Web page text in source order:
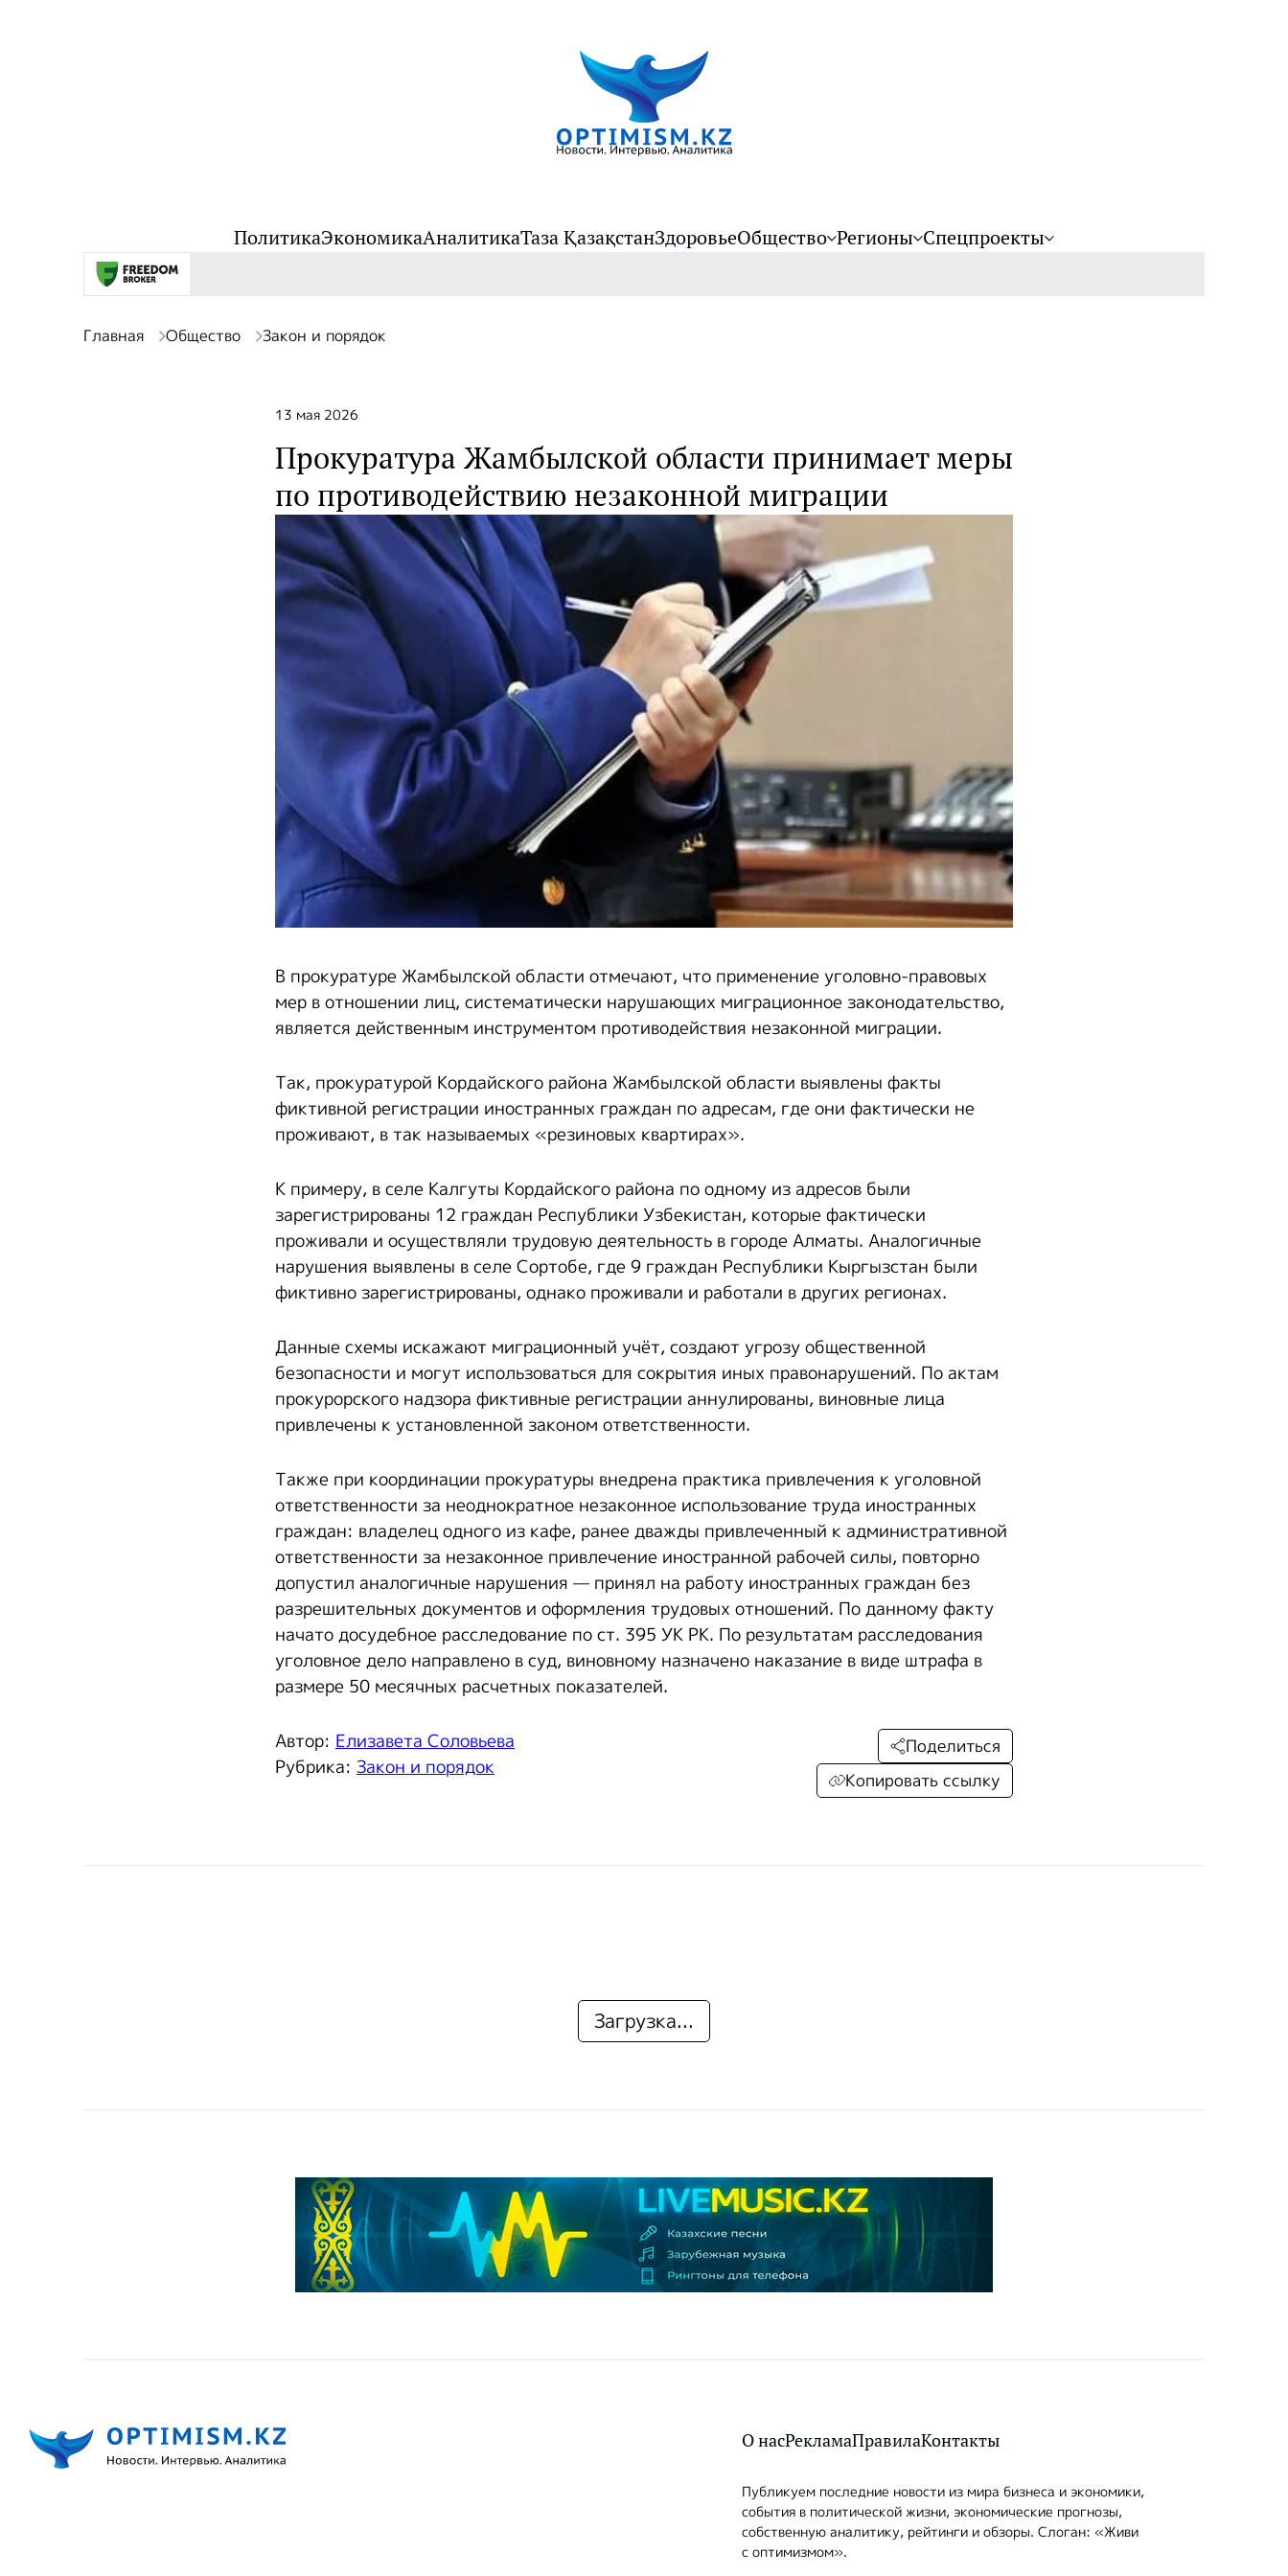
ПолитикаЭкономикаАналитикаТаза ҚазақстанЗдоровьеОбщество Регионы Спецпроекты
Главная Общество Закон и порядок
13 мая 2026
Прокуратура Жамбылской области принимает меры
по противодействию незаконной миграции
В прокуратуре Жамбылской области отмечают, что применение уголовно-правовых
мер в отношении лиц, систематически нарушающих миграционное законодательство,
является действенным инструментом противодействия незаконной миграции.
Так, прокуратурой Кордайского района Жамбылской области выявлены факты
фиктивной регистрации иностранных граждан по адресам, где они фактически не
проживают, в так называемых «резиновых квартирах».
К примеру, в селе Калгуты Кордайского района по одному из адресов были
зарегистрированы 12 граждан Республики Узбекистан, которые фактически
проживали и осуществляли трудовую деятельность в городе Алматы. Аналогичные
нарушения выявлены в селе Сортобе, где 9 граждан Республики Кыргызстан были
фиктивно зарегистрированы, однако проживали и работали в других регионах.
Данные схемы искажают миграционный учёт, создают угрозу общественной
безопасности и могут использоваться для сокрытия иных правонарушений. По актам
прокурорского надзора фиктивные регистрации аннулированы, виновные лица
привлечены к установленной законом ответственности.
Также при координации прокуратуры внедрена практика привлечения к уголовной
ответственности за неоднократное незаконное использование труда иностранных
граждан: владелец одного из кафе, ранее дважды привлеченный к административной
ответственности за незаконное привлечение иностранной рабочей силы, повторно
допустил аналогичные нарушения — принял на работу иностранных граждан без
разрешительных документов и оформления трудовых отношений. По данному факту
начато досудебное расследование по ст. 395 УК РК. По результатам расследования
уголовное дело направлено в суд, виновному назначено наказание в виде штрафа в
размере 50 месячных расчетных показателей.
Автор: Елизавета Соловьева
Рубрика: Закон и порядок
Поделиться
Копировать ссылку
Загрузка...
О насРекламаПравилаКонтакты
Публикуем последние новости из мира бизнеса и экономики,
события в политической жизни, экономические прогнозы,
собственную аналитику, рейтинги и обзоры. Слоган: «Живи
с оптимизмом».